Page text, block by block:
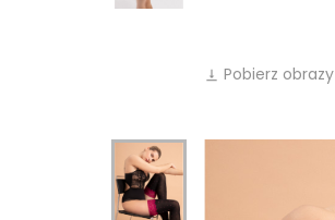
vertical_align_bottom Pobierz obrazy